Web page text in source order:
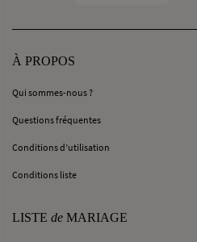
À PROPOS
Qui sommes-nous ?
Questions fréquentes
Conditions d’utilisation
Conditions liste
LISTE de MARIAGE